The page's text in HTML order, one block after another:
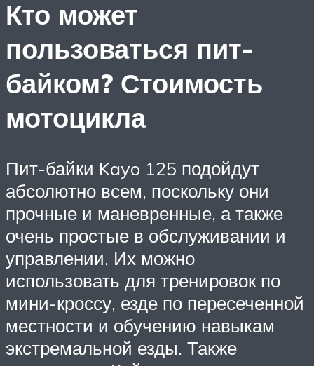
Кто может
пользоваться пит-
байком? Стоимость
мотоцикла
Пит-байки Kayo 125 подойдут
абсолютно всем, поскольку они
прочные и маневренные, а также
очень простые в обслуживании и
управлении. Их можно
использовать для тренировок по
мини-кроссу, езде по пересеченной
местности и обучению навыкам
экстремальной езды. Также